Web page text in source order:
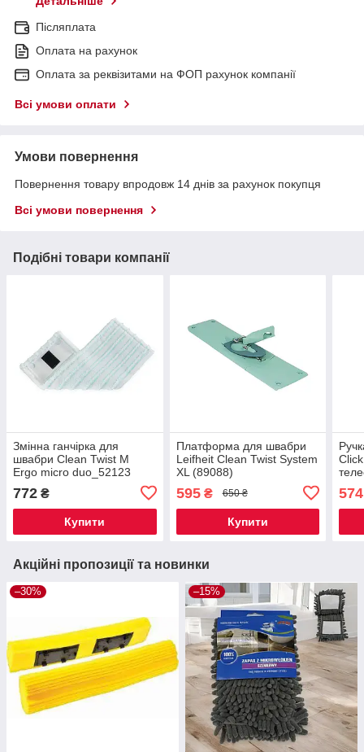
Післяплата
Оплата на рахунок
Оплата за реквізитами на ФОП рахунок компанії
Всі умови оплати
Умови повернення
Повернення товару впродовж 14 днів за рахунок покупця
Всі умови повернення
Подібні товари компанії
Змінна ганчірка для
швабри Clean Twist M
Ergo micro duo_52123
772 ₴
Купити
Платформа для швабри
Leifheit Clean Twist System
XL (89088)
595₴ 650 ₴
Купити
574
Акційні пропозиції та новинки
–30% –15%